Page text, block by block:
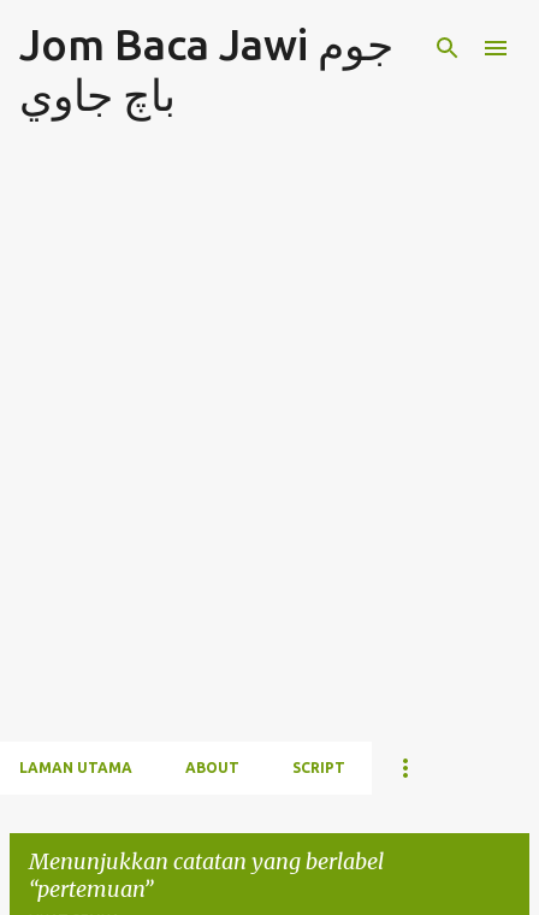
Langkau ke kandungan utamaJom Baca Jawi جوم
باچ جاوي
LAMAN UTAMA ABOUT SCRIPT
Menunjukkan catatan yang berlabel
pertemuan